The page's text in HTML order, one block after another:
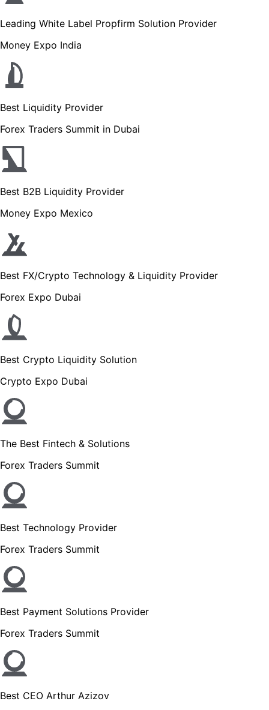
Leading White Label Propfirm Solution Provider
Money Expo India
Best Liquidity Provider
Forex Traders Summit in Dubai
Best B2B Liquidity Provider
Money Expo Mexico
Best FX/Crypto Technology & Liquidity Provider
Forex Expo Dubai
Best Crypto Liquidity Solution
Crypto Expo Dubai
The Best Fintech & Solutions
Forex Traders Summit
Best Technology Provider
Forex Traders Summit
Best Payment Solutions Provider
Forex Traders Summit
Best CEO Arthur Azizov